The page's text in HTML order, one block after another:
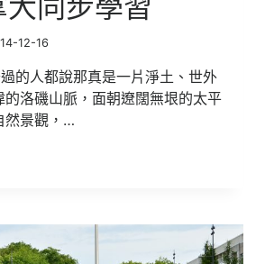
12-16
的人都說那真是一片淨土、世外
的洛磯山脈，面朝遼闊無垠的太平
然景觀，…